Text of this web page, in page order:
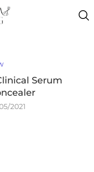
Serum
2021